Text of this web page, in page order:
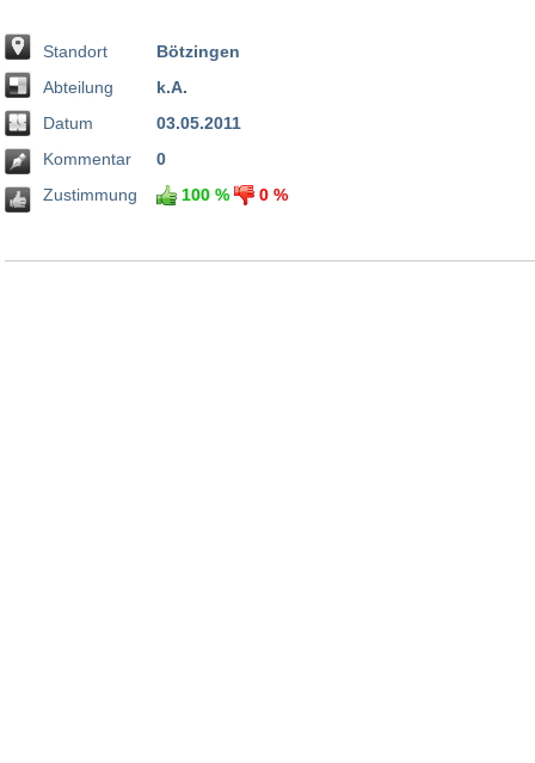
Standort
Abteilung
Datum
Kommentar
Zustimmung
Bötzingen
k.A.
03.05.2011
0
100 %
0 %